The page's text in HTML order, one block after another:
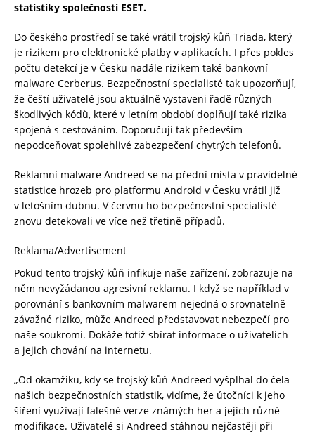
statistiky společnosti ESET.
Do českého prostředí se také vrátil trojský kůň Triada, který
je rizikem pro elektronické platby v aplikacích. I přes pokles
počtu detekcí je v Česku nadále rizikem také bankovní
malware Cerberus. Bezpečnostní specialisté tak upozorňují,
že čeští uživatelé jsou aktuálně vystaveni řadě různých
škodlivých kódů, které v letním období doplňují také rizika
spojená s cestováním. Doporučují tak především
nepodceňovat spolehlivé zabezpečení chytrých telefonů.
Reklamní malware Andreed se na přední místa v pravidelné
statistice hrozeb pro platformu Android v Česku vrátil již
v letošním dubnu. V červnu ho bezpečnostní specialisté
znovu detekovali ve více než třetině případů.
Reklama/Advertisement
Pokud tento trojský kůň infikuje naše zařízení, zobrazuje na
něm nevyžádanou agresivní reklamu. I když se například v
porovnání s bankovním malwarem nejedná o srovnatelně
závažné riziko, může Andreed představovat nebezpečí pro
naše soukromí. Dokáže totiž sbírat informace o uživatelích
a jejich chování na internetu.
„Od okamžiku, kdy se trojský kůň Andreed vyšplhal do čela
našich bezpečnostních statistik, vidíme, že útočníci k jeho
šíření využívají falešné verze známých her a jejich různé
modifikace. Uživatelé si Andreed stáhnou nejčastěji při